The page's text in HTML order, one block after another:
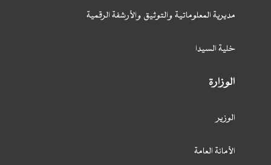
مديرية المعلوماتية والتوثيق والأرشفة الرقمية
خلية السيدا
الوزارة
الوزير
الأمانة العامة